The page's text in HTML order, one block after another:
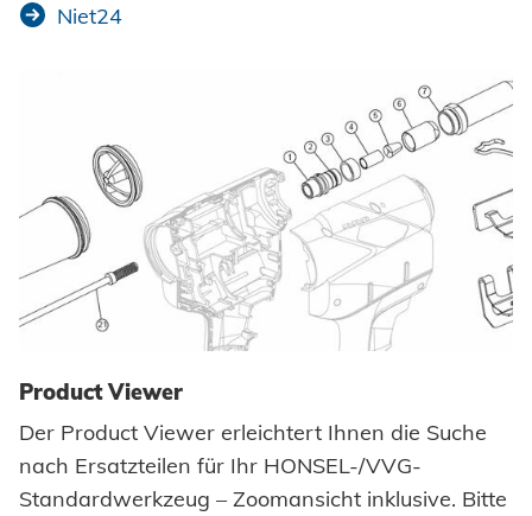
Niet24
Product Viewer
Der Product Viewer erleichtert Ihnen die Suche
nach Ersatzteilen für Ihr HONSEL-/VVG-
Standardwerkzeug – Zoomansicht inklusive. Bitte